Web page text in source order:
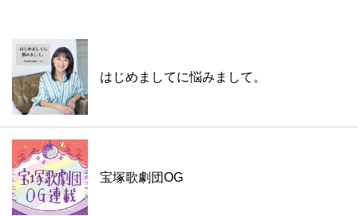
はじめましてに悩みまして。
宝塚歌劇団OG